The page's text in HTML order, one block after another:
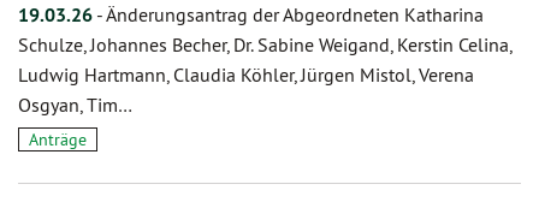
19.03.26 -Änderungsantrag der Abgeordneten Katharina
Schulze, Johannes Becher, Dr. Sabine Weigand, Kerstin Celina,
Ludwig Hartmann, Claudia Köhler, Jürgen Mistol, Verena
Osgyan, Tim…
Anträge